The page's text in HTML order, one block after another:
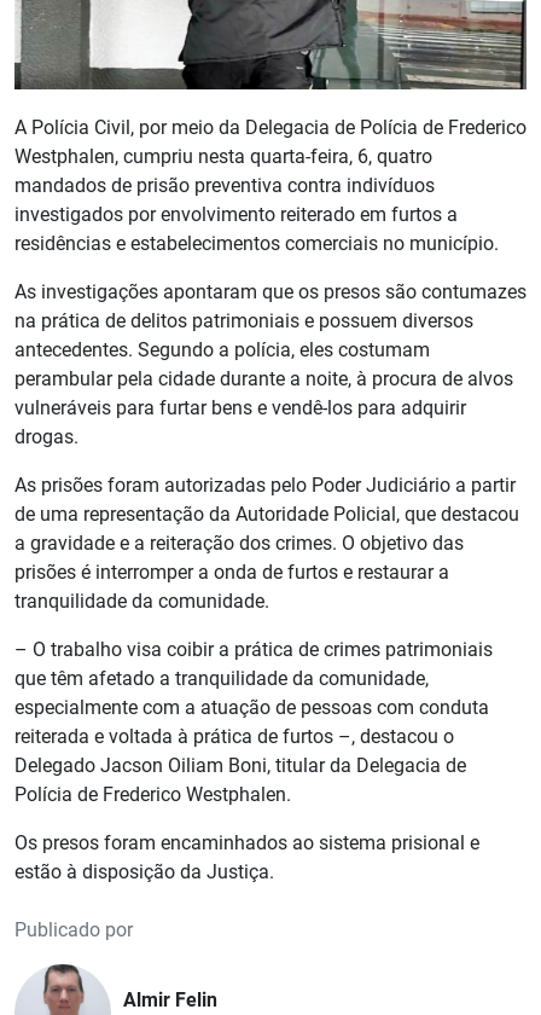
A Polícia Civil, por meio da Delegacia de Polícia de Frederico
Westphalen, cumpriu nesta quarta-feira, 6, quatro
mandados de prisão preventiva contra indivíduos
investigados por envolvimento reiterado em furtos a
residências e estabelecimentos comerciais no município.
As investigações apontaram que os presos são contumazes
na prática de delitos patrimoniais e possuem diversos
antecedentes. Segundo a polícia, eles costumam
perambular pela cidade durante a noite, à procura de alvos
vulneráveis para furtar bens e vendê-los para adquirir
drogas.
As prisões foram autorizadas pelo Poder Judiciário a partir
de uma representação da Autoridade Policial, que destacou
a gravidade e a reiteração dos crimes. O objetivo das
prisões é interromper a onda de furtos e restaurar a
tranquilidade da comunidade.
– O trabalho visa coibir a prática de crimes patrimoniais
que têm afetado a tranquilidade da comunidade,
especialmente com a atuação de pessoas com conduta
reiterada e voltada à prática de furtos –, destacou o
Delegado Jacson Oiliam Boni, titular da Delegacia de
Polícia de Frederico Westphalen.
Os presos foram encaminhados ao sistema prisional e
estão à disposição da Justiça.
Publicado por
Almir Felin